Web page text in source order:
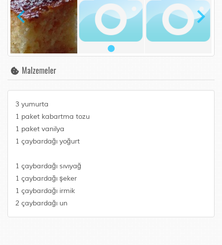
Malzemeler
3 yumurta
1 paket kabartma tozu
1 paket vanilya
1 çaybardağı yoğurt
1 çaybardağı sıvıyağ
1 çaybardağı şeker
1 çaybardağı irmik
2 çaybardağı un